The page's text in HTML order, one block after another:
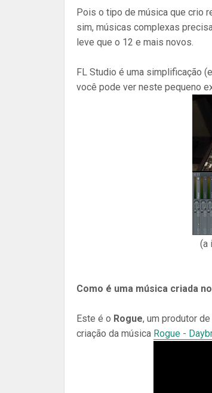
Pois o tipo de música que crio
sim, músicas complexas
leve que o 12 e mais novos.
FL Studio é uma simplificação
você pode ver neste pequeno
(a
Como é uma música criada
Este é o Rogue, um produtor
criação da música Rogue -